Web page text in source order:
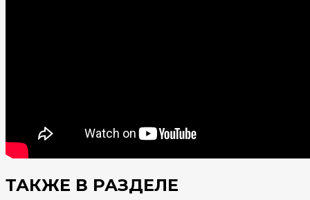
ТАКЖЕ В РАЗДЕЛЕ